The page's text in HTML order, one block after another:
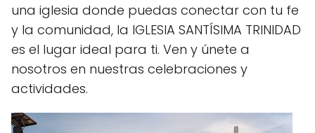
una iglesia donde puedas conectar con tu fe
y la comunidad, la IGLESIA SANTÍSIMA TRINIDAD
es el lugar ideal para ti. Ven y únete a
nosotros en nuestras celebraciones y
actividades.